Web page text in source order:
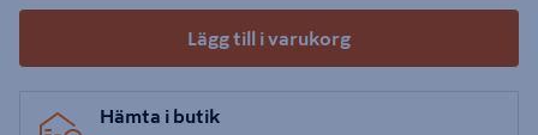
Lägg till i varukorg
Hämta i butik